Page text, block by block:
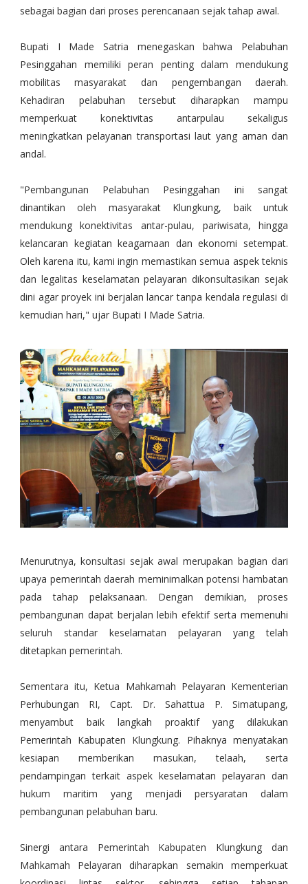
sebagai bagian dari proses perencanaan sejak tahap awal.
Bupati I Made Satria menegaskan bahwa Pelabuhan
Pesinggahan memiliki peran penting dalam mendukung
mobilitas masyarakat dan pengembangan daerah.
Kehadiran pelabuhan tersebut diharapkan mampu
memperkuat konektivitas antarpulau sekaligus
meningkatkan pelayanan transportasi laut yang aman dan
andal.
"Pembangunan Pelabuhan Pesinggahan ini sangat
dinantikan oleh masyarakat Klungkung, baik untuk
mendukung konektivitas antar-pulau, pariwisata, hingga
kelancaran kegiatan keagamaan dan ekonomi setempat.
Oleh karena itu, kami ingin memastikan semua aspek teknis
dan legalitas keselamatan pelayaran dikonsultasikan sejak
dini agar proyek ini berjalan lancar tanpa kendala regulasi di
kemudian hari," ujar Bupati I Made Satria.
Menurutnya, konsultasi sejak awal merupakan bagian dari
upaya pemerintah daerah meminimalkan potensi hambatan
pada tahap pelaksanaan. Dengan demikian, proses
pembangunan dapat berjalan lebih efektif serta memenuhi
seluruh standar keselamatan pelayaran yang telah
ditetapkan pemerintah.
Sementara itu, Ketua Mahkamah Pelayaran Kementerian
Perhubungan RI, Capt. Dr. Sahattua P. Simatupang,
menyambut baik langkah proaktif yang dilakukan
Pemerintah Kabupaten Klungkung. Pihaknya menyatakan
kesiapan memberikan masukan, telaah, serta
pendampingan terkait aspek keselamatan pelayaran dan
hukum maritim yang menjadi persyaratan dalam
pembangunan pelabuhan baru.
Sinergi antara Pemerintah Kabupaten Klungkung dan
Mahkamah Pelayaran diharapkan semakin memperkuat